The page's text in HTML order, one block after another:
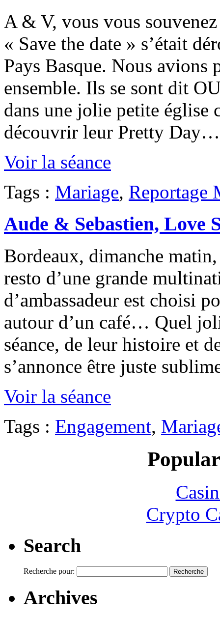
A & V, vous vous
« Save the date » s’était
Pays Basque. Nous avions
ensemble. Ils se sont dit
dans une jolie petite église
découvrir leur Pretty Day…
Voir la séance
Tags : Mariage, Reportage
Aude & Sebastien, Love
Bordeaux, dimanche
resto d’une grande
d’ambassadeur est choisi
autour d’un café… Quel
séance, de leur histoire et
s’annonce être juste
Voir la séance
Tags : Engagement,
Crypto
Search
Recherche pour:
Archives